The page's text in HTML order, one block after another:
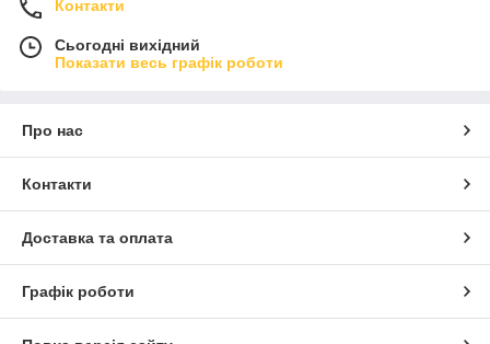
Контакти
Сьогодні вихідний
Показати весь графік роботи
Про нас
Контакти
Доставка та оплата
Графік роботи